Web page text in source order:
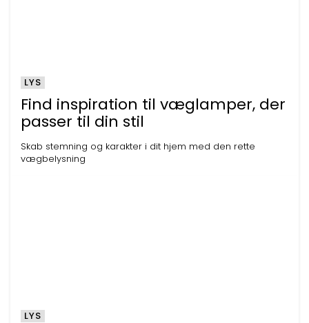
Find inspiration til væglamper, der
passer til din stil
Skab stemning og karakter i dit hjem med den rette
vægbelysning
LYS
LYS